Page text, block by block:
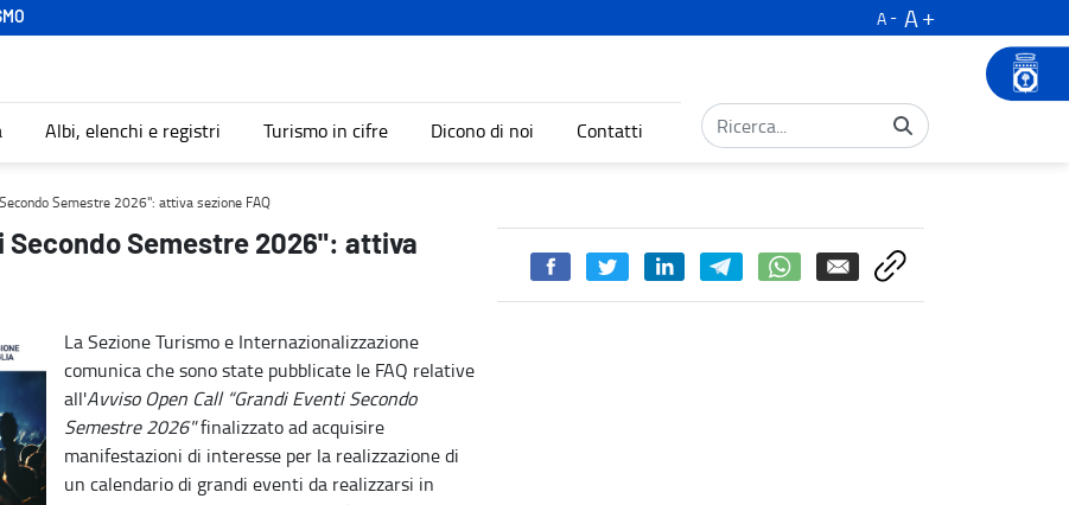
A
A
Albi, elenchi e registri Turismo in cifre Dicono di noi Contatti
FAQ - Turismo
Semestre 2026": attiva sezione FAQ
Secondo Semestre 2026": attiva
La Sezione Turismo e Internazionalizzazione
comunica che sono state pubblicate le FAQ relative
all'Avviso Open Call “Grandi Eventi Secondo
Semestre 2026"finalizzato ad acquisire
manifestazioni di interesse per la realizzazione di
un calendario di grandi eventi da realizzarsi in